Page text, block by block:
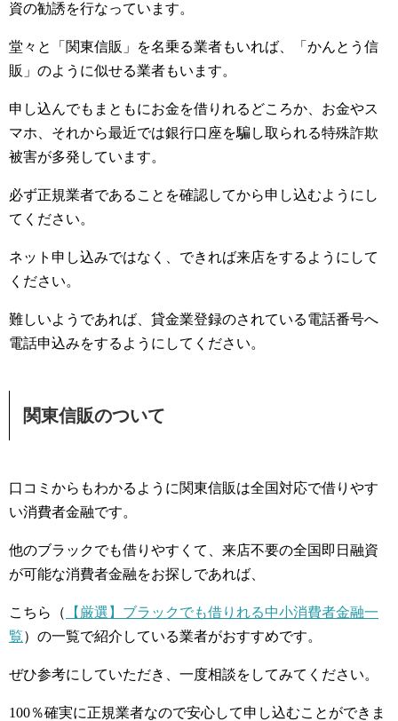
資の勧誘を行なっています。
堂々と「関東信販」を名乗る業者もいれば、「かんとう信
販」のように似せる業者もいます。
申し込んでもまともにお金を借りれるどころか、お金やス
マホ、それから最近では銀行口座を騙し取られる特殊詐欺
被害が多発しています。
必ず正規業者であることを確認してから申し込むようにし
てください。
ネット申し込みではなく、できれば来店をするようにして
ください。
難しいようであれば、貸金業登録のされている電話番号へ
電話申込みをするようにしてください。
関東信販のついて
口コミからもわかるように関東信販は全国対応で借りやす
い消費者金融です。
他のブラックでも借りやすくて、来店不要の全国即日融資
が可能な消費者金融をお探しであれば、
こちら（
【厳選】ブラックでも借りれる中小消費者金融一
覧）の一覧で紹介している業者がおすすめです。
ぜひ参考にしていただき、一度相談をしてみてください。
100％確実に正規業者なので安心して申し込むことができま